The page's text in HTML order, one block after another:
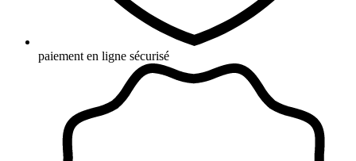
paiement en ligne sécurisé